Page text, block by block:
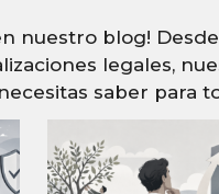
nuestro blog!
legales,
saber para